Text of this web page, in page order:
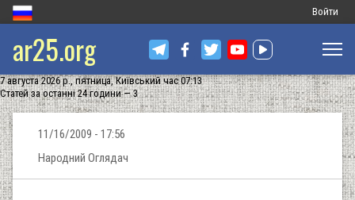
Меню
запису
Войти
ar25.org
7 августа 2026 р., пятница, Київський час 07:13
Статей за останні 24 години — 3
11/16/2009 - 17:56
Народний Оглядач